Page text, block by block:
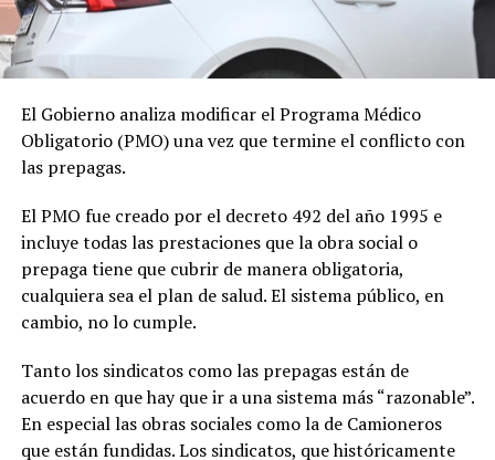
El Gobierno analiza modificar el Programa Médico
Obligatorio (PMO) una vez que termine el conflicto con
las prepagas.
El PMO fue creado por el decreto 492 del año 1995 e
incluye todas las prestaciones que la obra social o
prepaga tiene que cubrir de manera obligatoria,
cualquiera sea el plan de salud. El sistema público, en
cambio, no lo cumple.
Tanto los sindicatos como las prepagas están de
acuerdo en que hay que ir a una sistema más “razonable”.
En especial las obras sociales como la de Camioneros
que están fundidas. Los sindicatos, que históricamente